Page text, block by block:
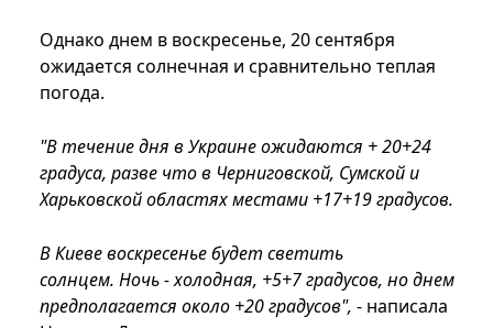
Однако днем в воскресенье, 20 сентября
ожидается солнечная и сравнительно теплая
погода.
"В течение дня в Украине ожидаются + 20+24
градуса, разве что в Черниговской, Сумской и
Харьковской областях местами +17+19 градусов.
В Киеве воскресенье будет светить
солнцем. Ночь - холодная, +5+7 градусов, но днем
предполагается около +20 градусов", - написала